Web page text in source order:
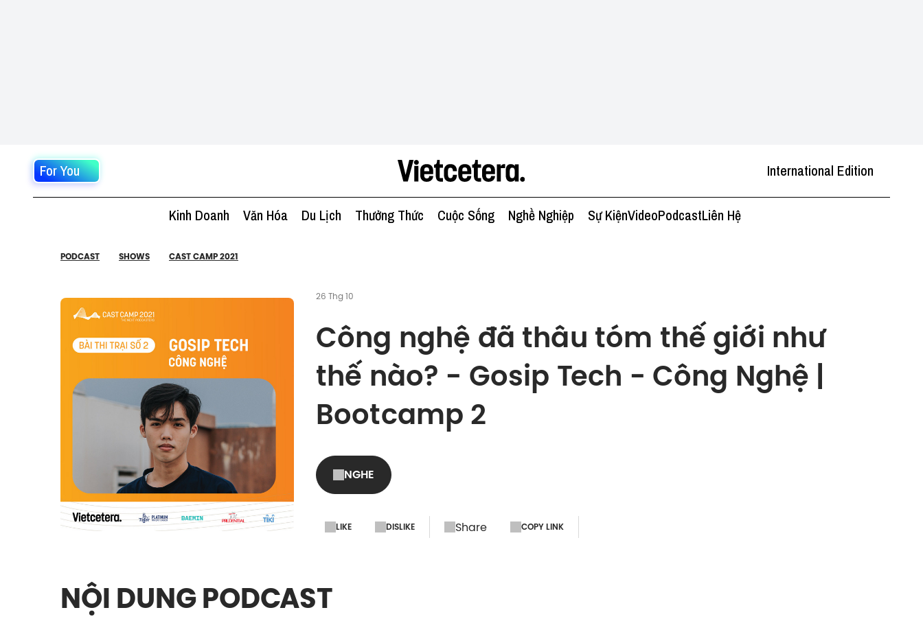
For You International Edition
Kinh Doanh Văn Hóa Du Lịch Thưởng Thức Cuộc Sống Nghề Nghiệp Sự KiệnVideoPodcastLiên Hệ
PODCAST SHOWS CAST CAMP 2021
26 Thg 10
Công nghệ đã thâu tóm thế giới như
thế nào? - Gosip Tech - Công Nghệ |
Bootcamp 2
NGHE
LIKE DISLIKE Share COPY LINK
NỘI DUNG PODCAST